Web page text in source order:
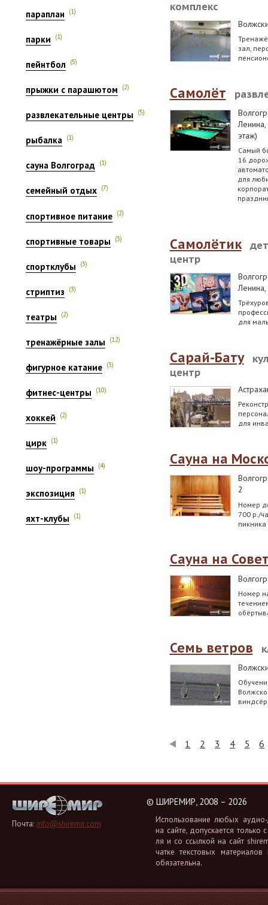
параплан (1)
парки (1)
пейнтбол (5)
прыжки с парашютом (2)
развлекательные центры (5)
рыбалка (1)
сауна Волгоград (1)
семейный отдых (7)
спортивное питание (2)
спортивные товары (3)
спортклубы (3)
стриптиз (3)
театры (2)
тренажёрные залы (12)
фигурное катание (3)
фитнес-центры (10)
хоккей (2)
цирк (1)
шоу-программы (4)
экспозиция (1)
яхт-клубы (1)
комплекс
зал,
Самолёт
этаж)
Самый
16
для
Самолётик
центр
для
Сарай-Бату
центр
для
Сауна на
2
Номер
700 р./
Сауна на
Номер
Семь ветров
1 2 3 4 5 6
Почта: info@shiremir.com
© ШИРЕМИР, 2008 – 2026
Ис­поль­зо­ва­ние любых
на сайте, до­пус­ка­ет­ся
ля и со ссыл­кой на сайт
чат­ке тек­сто­вых
обя­за­тель­на.